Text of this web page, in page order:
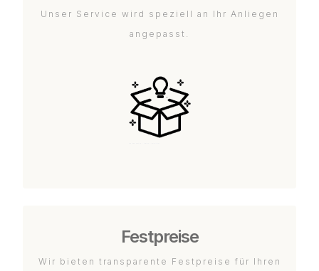
Unser Service wird speziell an Ihr Anliegen
angepasst.
Festpreise
Wir bieten transparente Festpreise für Ihren